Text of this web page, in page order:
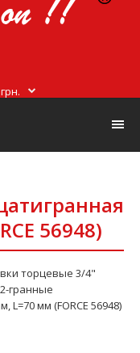
56948)
торцевые 3/4"
гранные
мм (FORCE 56948)